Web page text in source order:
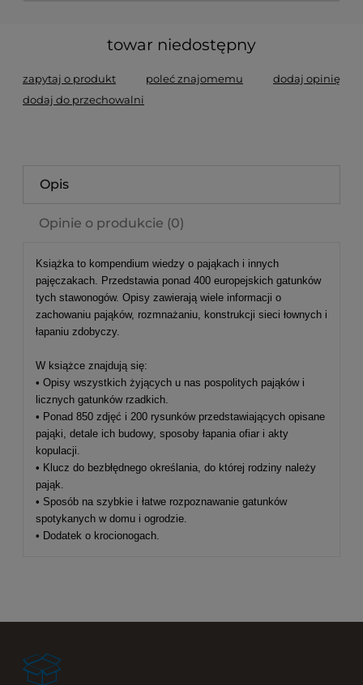
towar niedostępny
zapytaj o produkt poleć znajomemu
dodaj opinię
dodaj do przechowalni
Opis
Opinie o produkcie (0)
Książka to kompendium wiedzy o pająkach i innych
pajęczakach. Przedstawia ponad 400 europejskich gatunków
tych stawonogów. Opisy zawierają wiele informacji o
zachowaniu pająków, rozmnażaniu, konstrukcji sieci łownych i
łapaniu zdobyczy.
W książce znajdują się:
• Opisy wszystkich żyjących u nas pospolitych pająków i
licznych gatunków rzadkich.
• Ponad 850 zdjęć i 200 rysunków przedstawiających opisane
pająki, detale ich budowy, sposoby łapania ofiar i akty
kopulacji.
• Klucz do bezbłędnego określania, do której rodziny należy
pająk.
• Sposób na szybkie i łatwe rozpoznawanie gatunków
spotykanych w domu i ogrodzie.
• Dodatek o krocionogach.